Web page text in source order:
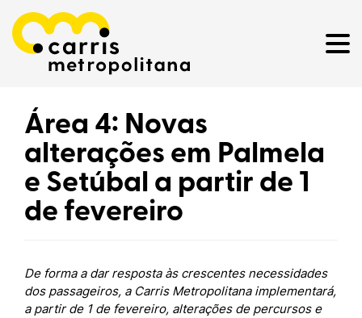
Área 4: Novas
alterações em Palmela
e Setúbal a partir de 1
de fevereiro
De forma a dar resposta às crescentes necessidades
dos passageiros, a Carris Metropolitana implementará,
a partir de 1 de fevereiro, alterações de percursos e